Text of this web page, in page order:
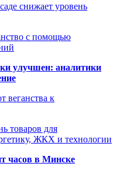
снижает уровень
с помощью
улучшен: аналитики
веганства к
товаров для
ЖКХ и технологии
часов в Минске